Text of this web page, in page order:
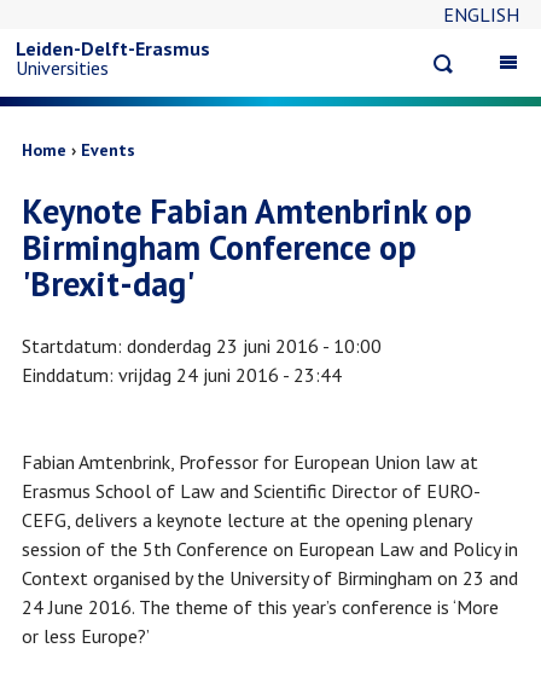
naar
inhoud
ENGLISH
search
Leiden-Delft-Erasmus
Universities
Kruimelpad
Home Events
Keynote Fabian Amtenbrink op
Birmingham Conference op
'Brexit-dag'
Startdatum donderdag 23 juni 2016 - 10:00
Einddatum vrijdag 24 juni 2016 - 23:44
Fabian Amtenbrink, Professor for European Union law at
Erasmus School of Law and Scientific Director of EURO-
CEFG, delivers a keynote lecture at the opening plenary
session of the 5th Conference on European Law and Policy in
Context organised by the University of Birmingham on 23 and
24 June 2016. The theme of this year’s conference is ‘More
or less Europe?’